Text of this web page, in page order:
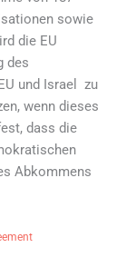
sowie
die EU
des
und Israel zu
wenn dieses
dass die
Abkommens